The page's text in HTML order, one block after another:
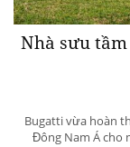
Nhà sưu
Bugatti vừa hoàn
Đông Nam Á cho